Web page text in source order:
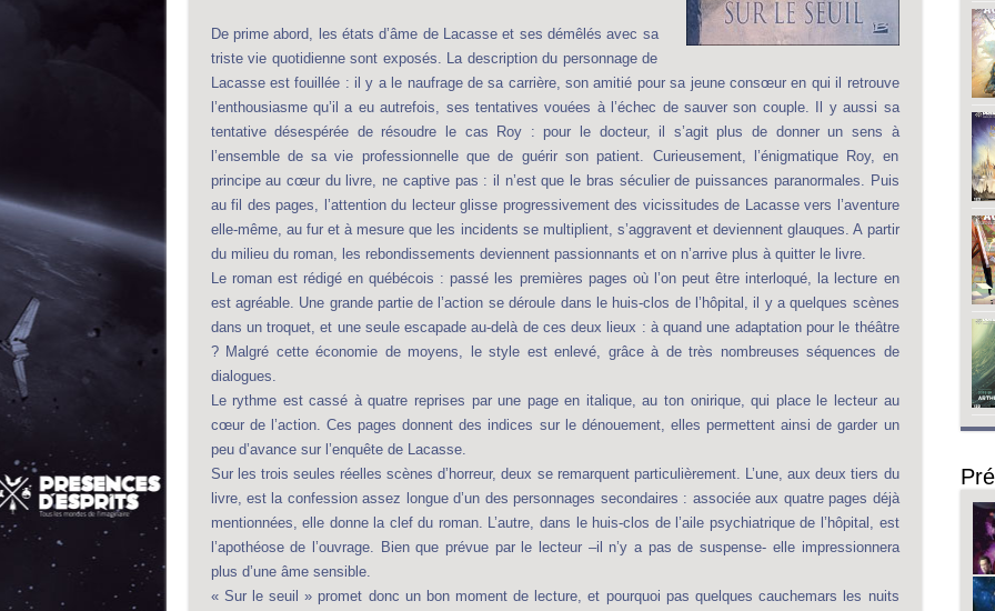
De prime abord, les états d’âme de Lacasse et ses démêlés avec sa
triste vie quotidienne sont exposés. La description du personnage de
Lacasse est fouillée : il y a le naufrage de sa carrière, son amitié pour sa jeune consœur en qui il retrouve
l’enthousiasme qu’il a eu autrefois, ses tentatives vouées à l’échec de sauver son couple. Il y aussi sa
tentative désespérée de résoudre le cas Roy : pour le docteur, il s’agit plus de donner un sens à
l’ensemble de sa vie professionnelle que de guérir son patient. Curieusement, l’énigmatique Roy, en
principe au cœur du livre, ne captive pas : il n’est que le bras séculier de puissances paranormales. Puis
au fil des pages, l’attention du lecteur glisse progressivement des vicissitudes de Lacasse vers l’aventure
elle-même, au fur et à mesure que les incidents se multiplient, s’aggravent et deviennent glauques. A partir
du milieu du roman, les rebondissements deviennent passionnants et on n’arrive plus à quitter le livre.
Le roman est rédigé en québécois : passé les premières pages où l’on peut être interloqué, la lecture en
est agréable. Une grande partie de l’action se déroule dans le huis-clos de l’hôpital, il y a quelques scènes
dans un troquet, et une seule escapade au-delà de ces deux lieux : à quand une adaptation pour le théâtre
? Malgré cette économie de moyens, le style est enlevé, grâce à de très nombreuses séquences de
dialogues.
Le rythme est cassé à quatre reprises par une page en italique, au ton onirique, qui place le lecteur au
cœur de l’action. Ces pages donnent des indices sur le dénouement, elles permettent ainsi de garder un
peu d’avance sur l’enquête de Lacasse.
Sur les trois seules réelles scènes d’horreur, deux se remarquent particulièrement. L’une, aux deux tiers du
livre, est la confession assez longue d’un des personnages secondaires : associée aux quatre pages déjà
mentionnées, elle donne la clef du roman. L’autre, dans le huis-clos de l’aile psychiatrique de l’hôpital, est
l’apothéose de l’ouvrage. Bien que prévue par le lecteur –il n’y a pas de suspense- elle impressionnera
plus d’une âme sensible.
« Sur le seuil » promet donc un bon moment de lecture, et pourquoi pas quelques cauchemars les nuits